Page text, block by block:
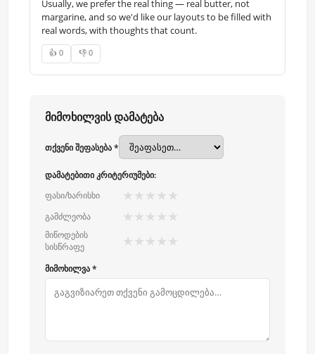
Usually, we prefer the real thing — real butter, not
margarine, and so we'd like our layouts to be filled with
real words, with thoughts that count.
👍 0 👎 0
მიმოხილვის დამატება
თქვენი შეფასება *
დამატებითი კრიტერიუმები:
ფასი/ხარისხი
★ ★ ★ ★ ★
გამძლეობა ★ ★ ★ ★ ★
მიწოდების
სისწრაფე
★ ★ ★ ★ ★
მიმოხილვა *